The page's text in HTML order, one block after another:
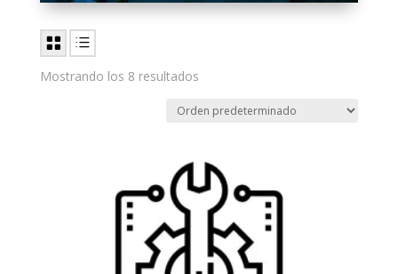
Mostrando los 8 resultados